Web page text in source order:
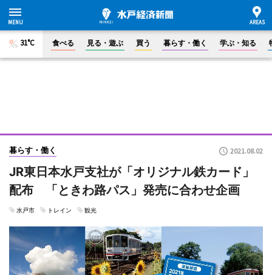
31°C 食べる 見る・遊ぶ 買う 暮らす・働く 学ぶ・知る
暮らす・働く 2021.08.02
JR東日本水戸支社が「オリジナル鉄カード」
配布 「ときわ路パス」発売に合わせ企画
水戸市 トレイン 観光